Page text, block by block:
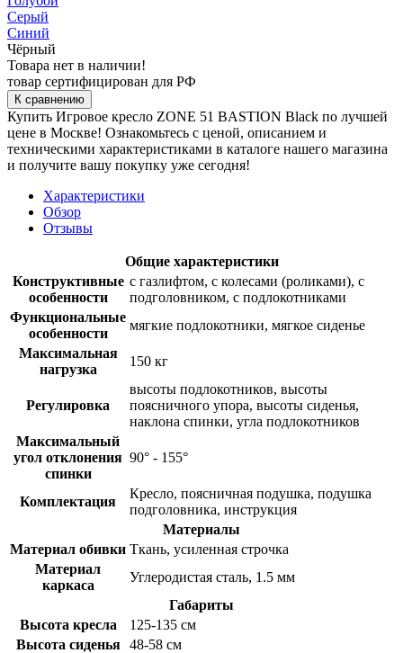
Серый
Синий
Чёрный
Товара нет в наличии!
товар сертифицирован для РФ
К сравнению
Купить Игровое кресло ZONE 51 BASTION Black по лучшей
цене в Москве! Ознакомьтесь с ценой, описанием и
техническими характеристиками в каталоге нашего магазина
и получите вашу покупку уже сегодня!
Характеристики
Обзор
Отзывы
Общие характеристики
Конструктивные
особенности
с газлифтом, с колесами (роликами), с
подголовником, с подлокотниками
Функциональные
особенности
мягкие подлокотники, мягкое сиденье
Максимальная
нагрузка
150 кг
Регулировка
высоты подлокотников, высоты
поясничного упора, высоты сиденья,
наклона спинки, угла подлокотников
Максимальный
угол отклонения
спинки
90° - 155°
Комплектация
Кресло, поясничная подушка, подушка
подголовника, инструкция
Материалы
Материал обивки Ткань, усиленная строчка
Материал
каркаса
Углеродистая сталь, 1.5 мм
Габариты
Высота кресла
125-135 см
Высота сиденья
48-58 см